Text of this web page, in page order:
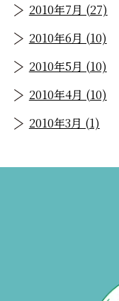
2010年7月 (27)
2010年6月 (10)
2010年5月 (10)
2010年4月 (10)
2010年3月 (1)